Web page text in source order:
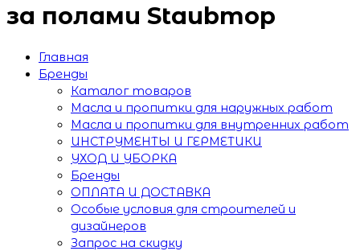
за полами Staubmop
Главная
Бренды
Каталог товаров
Масла и пропитки для наружных работ
Масла и пропитки для внутренних работ
ИНСТРУМЕНТЫ И ГЕРМЕТИКИ
УХОД И УБОРКА
Бренды
ОПЛАТА И ДОСТАВКА
Особые условия для строителей и
дизайнеров
Запрос на скидку